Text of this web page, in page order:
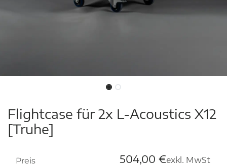
Flightcase für 2x L-Acoustics X12
[Truhe]
Preis 504,00 €exkl. MwSt